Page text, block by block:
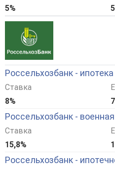
5%
Россельхозбанк -
Ставка
8%
Россельхозбанк -
Ставка
15,8%
Россельхозбанк -